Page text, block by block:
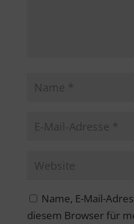
Name, E-Mail-
diesem Browser für